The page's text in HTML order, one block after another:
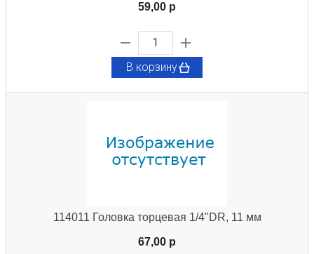
59,00 p
В корзину
114011 Головка торцевая 1/4"DR, 11 мм
67,00 p